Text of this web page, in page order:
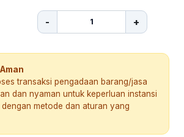
- +
transaksi pengadaan barang/jasa
dan nyaman untuk keperluan instansi
metode dan aturan yang